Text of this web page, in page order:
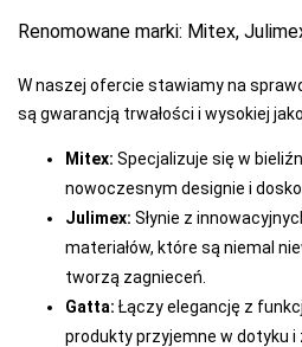
Renomowane marki: Mitex,
W naszej ofercie stawiamy na
są gwarancją trwałości i wysokiej
Mitex: Specjalizuje się w
nowoczesnym designie i
Julimex: Słynie z
materiałów, które są niemal
tworzą zagnieceń.
Gatta: Łączy elegancję z
produkty przyjemne w dotyku